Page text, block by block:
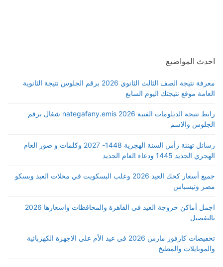
احدث المواضيع
معرفة نتيجة الصف الثالث الثانوي 2026 برقم الجلوس نتيجة الثانوية
العامة موقع نتيجتك اليوم السابع
رابط نتيجة الدبلومات الفنية 2026 nategafany.emis شغال برقم
الجلوس والاسم
رسائل تهنئة رأس السنة الهجرية 1448- 2027 وكلمات و صور العام
الهجري الجديد 1445 ودعاء العام الجديد
جميع أسعار كحك العيد 2026 وعلب البسكويت في محلات العبد وبسكو
مصر وتيسباس
اجمل أماكن خروجة العيد في القاهرة والمحافظات واسعارها 2026
بالتفصيل
تخفيضات كارفور مارس 2026 في عيد الأم علي الاجهزة الكهربائية
والموبايلات والمطبخ